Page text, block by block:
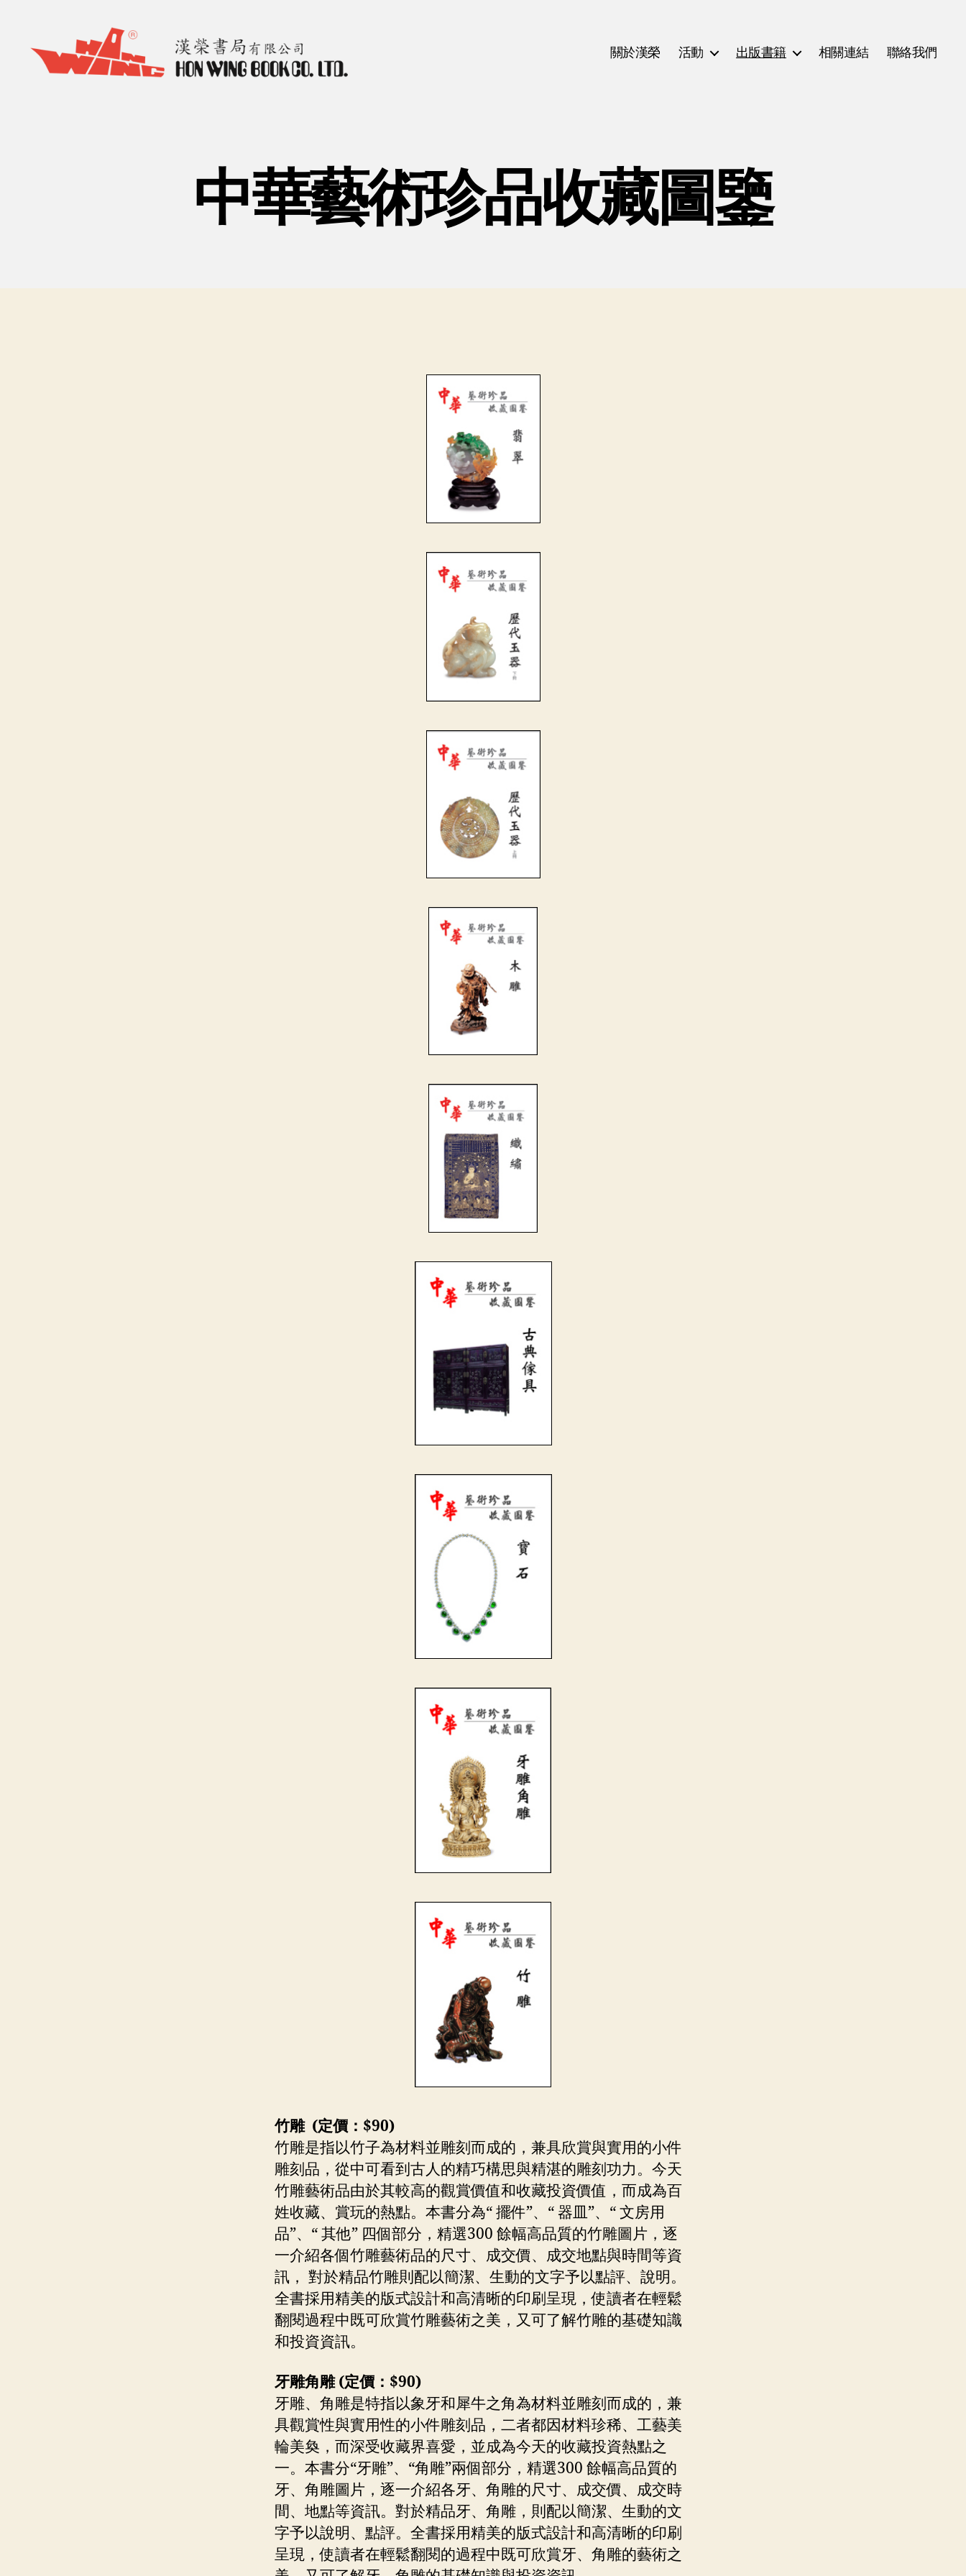
關於漢榮 活動 出版書籍 相關連結 聯絡我們
中華藝術珍品收藏圖鑒
竹雕 (定價：$90)
竹雕是指以竹子為材料並雕刻而成的，兼具欣賞與實用的小件
雕刻品，從中可看到古人的精巧構思與精湛的雕刻功力。今天
竹雕藝術品由於其較高的觀賞價值和收藏投資價值，而成為百
姓收藏、賞玩的熱點。本書分為“ 擺件”、“ 器皿”、“ 文房用
品”、“ 其他” 四個部分，精選300 餘幅高品質的竹雕圖片，逐
一介紹各個竹雕藝術品的尺寸、成交價、成交地點與時間等資
訊， 對於精品竹雕則配以簡潔、生動的文字予以點評、說明。
全書採用精美的版式設計和高清晰的印刷呈現，使讀者在輕鬆
翻閱過程中既可欣賞竹雕藝術之美，又可了解竹雕的基礎知識
和投資資訊。
牙雕角雕 (定價：$90)
牙雕、角雕是特指以象牙和犀牛之角為材料並雕刻而成的，兼
具觀賞性與實用性的小件雕刻品，二者都因材料珍稀、工藝美
輪美奐，而深受收藏界喜愛，並成為今天的收藏投資熱點之
一。本書分“牙雕”、“角雕”兩個部分，精選300 餘幅高品質的
牙、角雕圖片，逐一介紹各牙、角雕的尺寸、成交價、成交時
間、地點等資訊。對於精品牙、角雕，則配以簡潔、生動的文
字予以說明、點評。全書採用精美的版式設計和高清晰的印刷
呈現，使讀者在輕鬆翻閱的過程中既可欣賞牙、角雕的藝術之